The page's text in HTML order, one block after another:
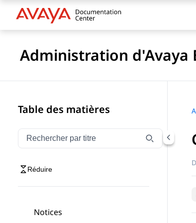
Administration d'Avaya
Table des matières
Filtrer la navigation par titre
Saisissez pour filtrer les éléments de
Réduire
Notices